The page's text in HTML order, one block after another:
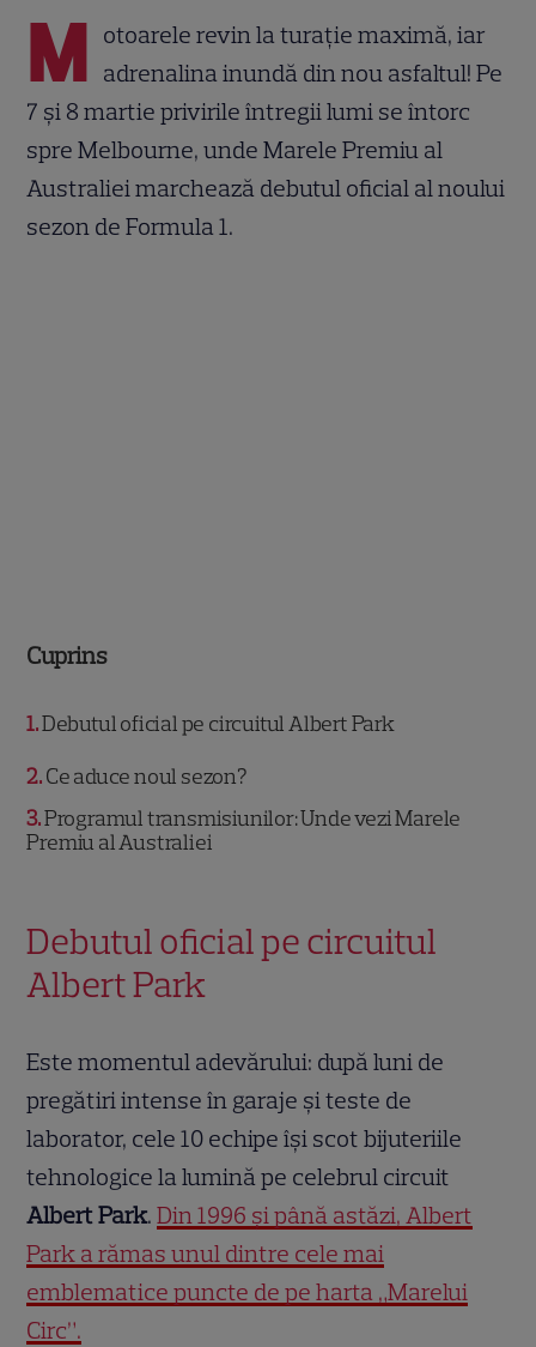
M otoarele revin la turație maximă, iar
adrenalina inundă din nou asfaltul! Pe
7 și 8 martie privirile întregii lumi se întorc
spre Melbourne, unde Marele Premiu al
Australiei marchează debutul oficial al noului
sezon de Formula 1.
Cuprins
1 Debutul oficial pe circuitul Albert Park
2 Ce aduce noul sezon?
3 Programul transmisiunilor: Unde vezi Marele
Premiu al Australiei
Debutul oficial pe circuitul
Albert Park
Este momentul adevărului: după luni de
pregătiri intense în garaje și teste de
laborator, cele 10 echipe își scot bijuteriile
tehnologice la lumină pe celebrul circuit
Albert Park.Din 1996 și până astăzi, Albert
Park a rămas unul dintre cele mai
emblematice puncte de pe harta „Marelui
Circ”.